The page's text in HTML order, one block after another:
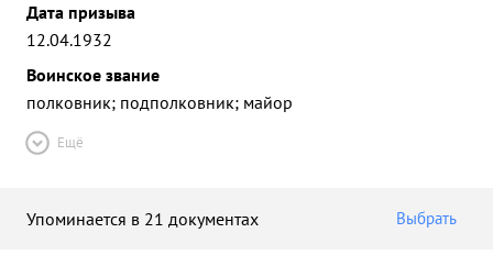
Дата призыва
12.04.1932
Воинское звание
полковник; подполковник; майор
Ещё
Упоминается в 21 документах Выбрать